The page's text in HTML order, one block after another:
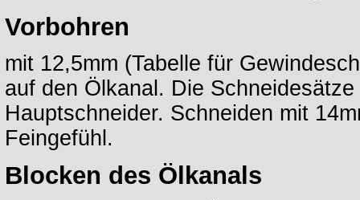
Vorbohren
mit 12,5mm (Tabelle für
auf den Ölkanal. Die
Hauptschneider. Schneiden mit
Feingefühl.
Blocken des Ölkanals